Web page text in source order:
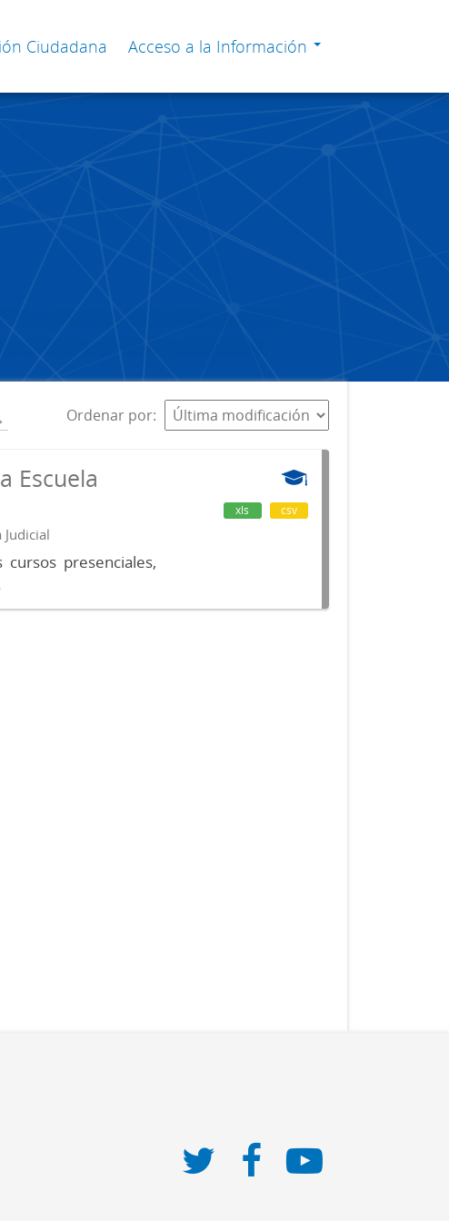
Ciudadana Acceso a la Información
Ordenar por
Escuela
presenciales,
xls csv